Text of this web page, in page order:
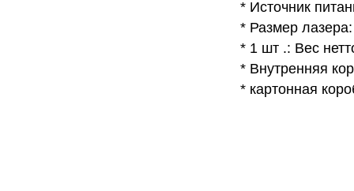
* Источник
* Размер
* 1 шт .: Вес
* Внутренняя
* картонная